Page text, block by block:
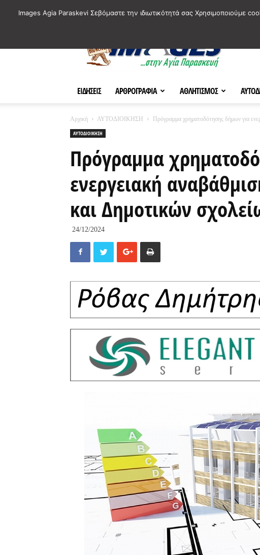
ΕΙΔΗΣΕΙΣ ΑΡΘΡΟΓΡΑΦΙΑ ΑΘΛΗΤΙΣΜΟΣ
Αρχική ΑΥΤΟΔΙΟΙΚΗΣΗ
Πρόγραμμα χρηματοδότησης δήμων για
ΑΥΤΟΔΙΟΙΚΗΣΗ
Πρόγραμμα
ενεργειακή
και Δημοτικών
24/12/2024
Images Agia Paraskevi Σεβόμαστε την ιδιωτικότητά σας Χρησιμοποιούμε